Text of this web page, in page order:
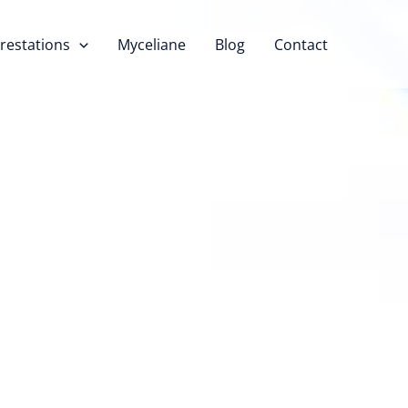
Myceliane Blog Contact